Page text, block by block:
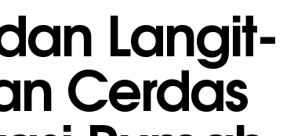
Langit-
Cerdas